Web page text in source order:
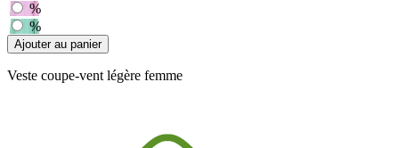
%
%
Ajouter au panier
Veste coupe-vent légère femme